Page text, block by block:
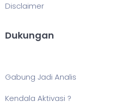
Disclaimer
Dukungan
Gabung Jadi Analis
Kendala Aktivasi ?